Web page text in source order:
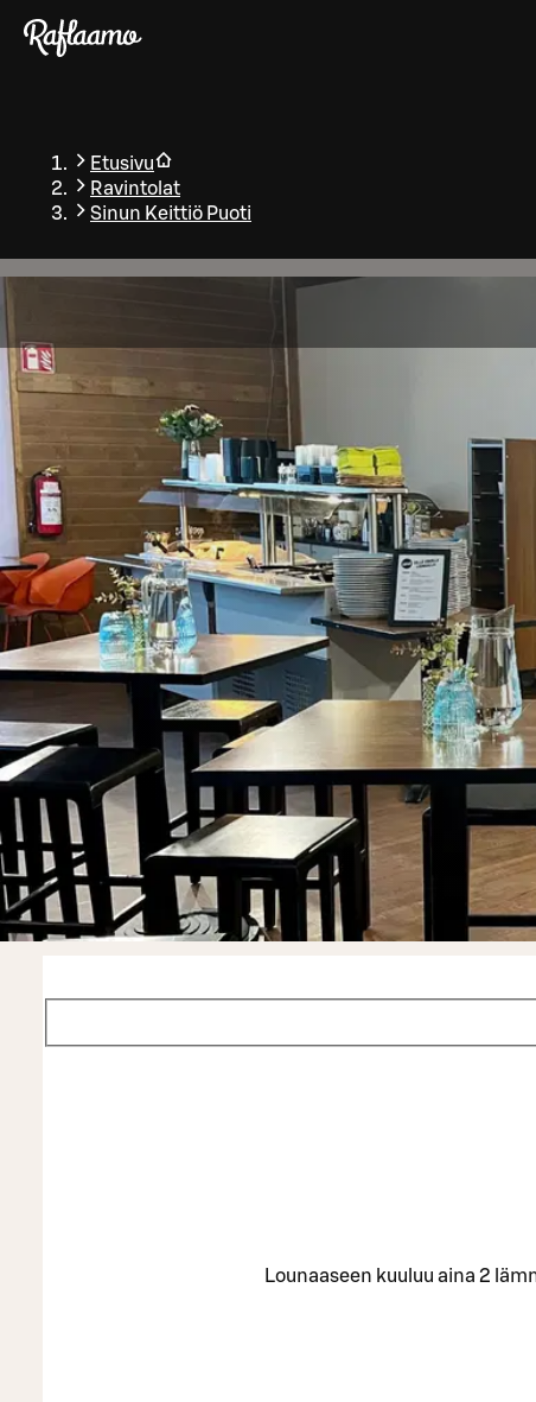
Siirry pääsisältöön
Etusivu
Ravintolat
Sinun Keittiö Puoti
Lounaaseen kuuluu aina 2